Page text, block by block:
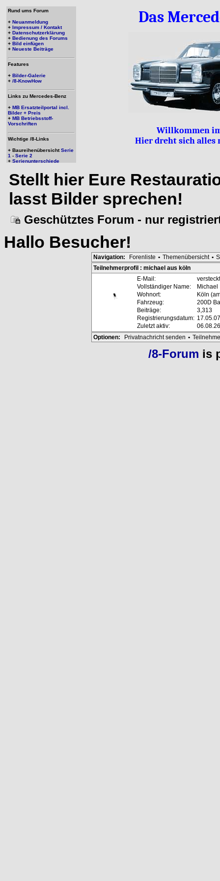
Rund ums Forum
+ Neuanmeldung
+ Impressum / Kontakt
+ Datenschutzerklärung
+ Bedienung des Forums
+ Bild einfügen
+ Neueste Beiträge
Features
+ Bilder-Galerie
+ /8-KnowHow
Links zu Mercedes-Benz
+ MB Ersatzteilportal incl.
Bilder + Preis
+ MB Betriebsstoff-
Vorschriften
Wichtige /8-Links
+ BaureihenübersichtSerie
1 - Serie 2
+ Serienunterschiede
Das
Willkommen
Hier dreht sich alles
Stellt hier Eure
lasst Bilder sprechen!
Geschütztes Forum - nur
Hallo Besucher!
Navigation: Forenliste • Themenübersicht •
Teilnehmerprofil : michael aus köln
E-Mail:
versteckt
Vollständiger Name:
Michael
Wohnort:
Köln
Fahrzeug:
200D
Beiträge:
3,313
Registrierungsdatum:
Zuletzt aktiv:
Optionen:
Privatnachricht senden •
/8-Forum is